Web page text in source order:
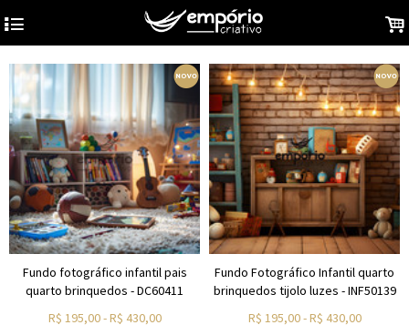
4 .
Fundo fotográfico infantil pais
quarto brinquedos - DC60411
R$ 195,00-R$ 430,00
Fundo Fotográfico Infantil quarto
brinquedos tijolo luzes - INF50139
R$ 195,00-R$ 430,00